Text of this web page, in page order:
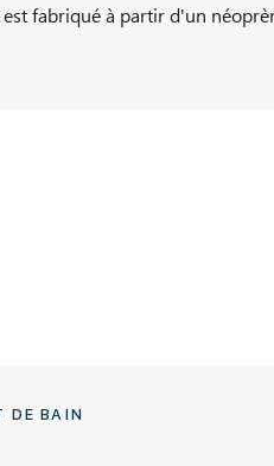
fabriqué à partir d'un
DE BAIN